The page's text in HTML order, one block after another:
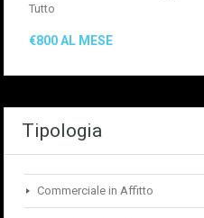
Tutto
€800 AL MESE
Tipologia
Commerciale in Affitto